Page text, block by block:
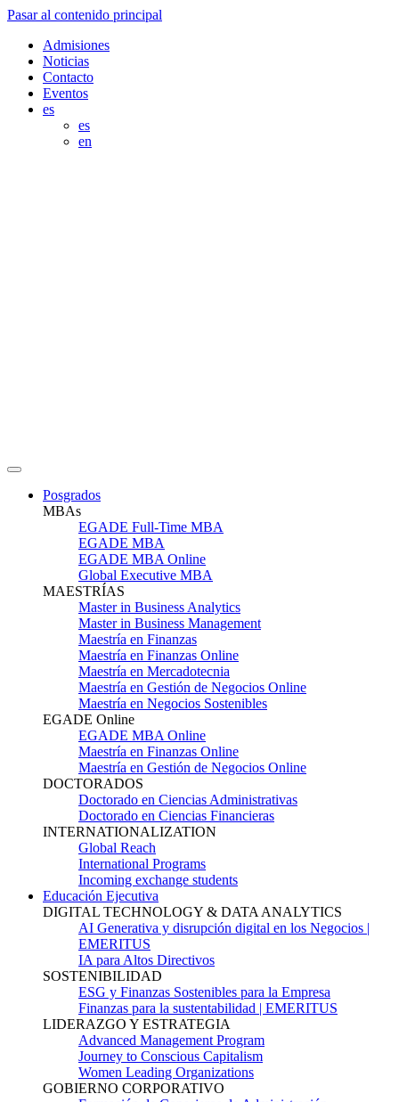
Pasar al contenido principal
Admisiones
Noticias
Contacto
Eventos
es
es
en
Posgrados
MBAs
EGADE Full-Time MBA
EGADE MBA
EGADE MBA Online
Global Executive MBA
MAESTRÍAS
Master in Business Analytics
Master in Business Management
Maestría en Finanzas
Maestría en Finanzas Online
Maestría en Mercadotecnia
Maestría en Gestión de Negocios Online
Maestría en Negocios Sostenibles
EGADE Online
EGADE MBA Online
Maestría en Finanzas Online
Maestría en Gestión de Negocios Online
DOCTORADOS
Doctorado en Ciencias Administrativas
Doctorado en Ciencias Financieras
INTERNATIONALIZATION
Global Reach
International Programs
Incoming exchange students
Educación Ejecutiva
DIGITAL TECHNOLOGY & DATA ANALYTICS
AI Generativa y disrupción digital en los Negocios |
EMERITUS
IA para Altos Directivos
SOSTENIBILIDAD
ESG y Finanzas Sostenibles para la Empresa
Finanzas para la sustentabilidad | EMERITUS
LIDERAZGO Y ESTRATEGIA
Advanced Management Program
Journey to Conscious Capitalism
Women Leading Organizations
GOBIERNO CORPORATIVO